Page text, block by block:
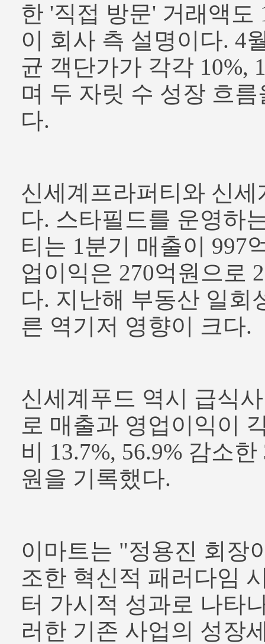
한 '직접 방문' 거래액도
이 회사 측 설명이다. 4
균 객단가가 각각 10%,
며 두 자릿 수 성장 흐
다.
신세계프라퍼티와 신
다. 스타필드를 운영하
티는 1분기 매출이 997
업이익은 270억원으로
다. 지난해 부동산 일회
른 역기저 영향이 크다.
신세계푸드 역시 급식
로 매출과 영업이익이
비 13.7%, 56.9% 감소
원을 기록했다.
이마트는 "정용진 회장
조한 혁신적 패러다임
터 가시적 성과로 나타
러한 기존 사업의 성장